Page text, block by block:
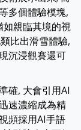
多個體驗模塊,
親臨其境的視
比出滑雪體驗,
沉浸觀賽還可
確, 大會引用AI
速濃縮成為精
頻採用AI手語